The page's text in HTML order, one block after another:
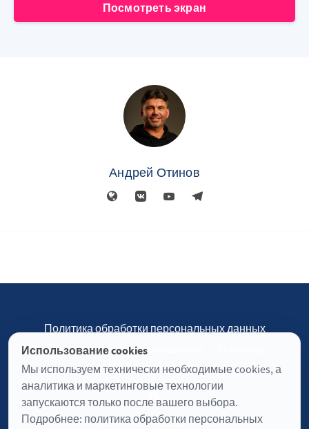
Посмотреть экран
Андрей Отинов
Использование cookies
Мы используем технически необходимые cookies, а
аналитика и маркетинговые технологии
запускаются только после вашего выбора.
Подробнее: политика обработки персональных
Политика обработки персональных данных
Пользовательское соглашение
Настройки cookies
Журнал «Отинофф» © 2026